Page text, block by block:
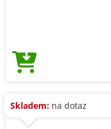
Skladem: na dotaz